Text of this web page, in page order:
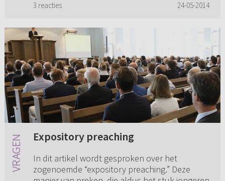
3 reacties 24-05-2014
Expository preaching
In dit artikel wordt gesproken over het
zogenoemde “expository preaching.” Deze